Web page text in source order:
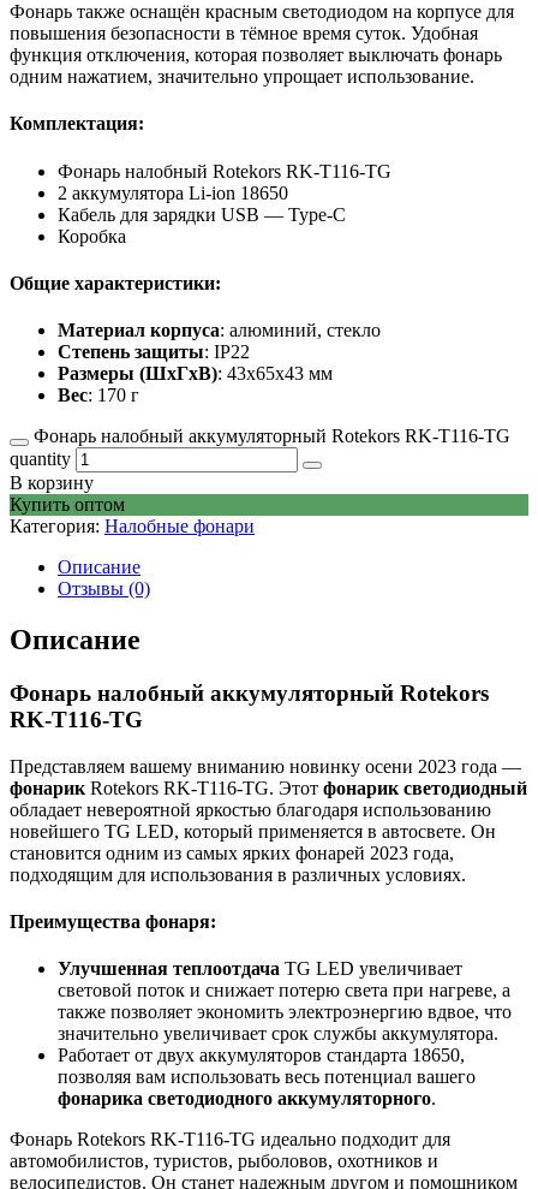
Фонарь также оснащён красным светодиодом на корпусе для
повышения безопасности в тёмное время суток. Удобная
функция отключения, которая позволяет выключать фонарь
одним нажатием, значительно упрощает использование.
Комплектация:
Фонарь налобный Rotekors RK-T116-TG
2 аккумулятора Li-ion 18650
Кабель для зарядки USB — Type-C
Коробка
Общие характеристики:
Материал корпуса: алюминий, стекло
Степень защиты: IP22
Размеры (ШxГxВ): 43x65x43 мм
Вес: 170 г
Фонарь налобный аккумуляторный Rotekors RK-T116-TG
quantity
В корзину
Купить оптом
Категория: Налобные фонари
Описание
Отзывы (0)
Описание
Фонарь налобный аккумуляторный Rotekors
RK-T116-TG
Представляем вашему вниманию новинку осени 2023 года —
фонарик Rotekors RK-T116-TG. Этот фонарик светодиодный
обладает невероятной яркостью благодаря использованию
новейшего TG LED, который применяется в автосвете. Он
становится одним из самых ярких фонарей 2023 года,
подходящим для использования в различных условиях.
Преимущества фонаря:
Улучшенная теплоотдача TG LED увеличивает
световой поток и снижает потерю света при нагреве, а
также позволяет экономить электроэнергию вдвое, что
значительно увеличивает срок службы аккумулятора.
Работает от двух аккумуляторов стандарта 18650,
позволяя вам использовать весь потенциал вашего
фонарика светодиодного аккумуляторного.
Фонарь Rotekors RK-T116-TG идеально подходит для
автомобилистов, туристов, рыболовов, охотников и
велосипедистов. Он станет надежным другом и помощником